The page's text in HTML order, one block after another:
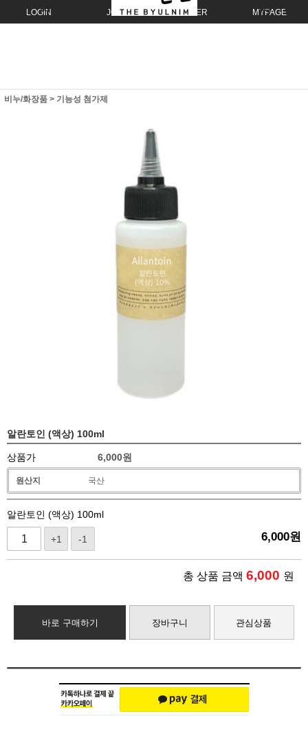
LOGIN JOIN ORDER MYPAGE
비누/화장품 > 기능성 첨가제
알란토인 (액상) 100ml
상품가 6,000원
원산지 국산
알란토인 (액상) 100ml
+1 -1 6,000원
총 상품 금액 6,000 원
바로 구매하기 장바구니 관심상품